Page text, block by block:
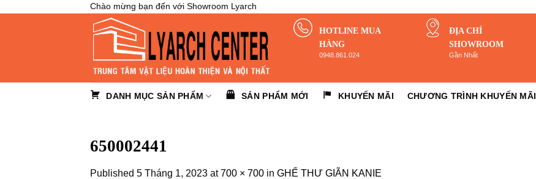
Chào mừng bạn đến với Showroom Lyarch
HOTLINE MUA
HÀNG
0948.861.024
ĐỊA CHỈ
SHOWROOM
Gần Nhất
DANH MỤC SẢN PHẨM SẢN PHẨM MỚI KHUYẾN MÃI CHƯƠNG TRÌNH KHUYẾN MÃI
650002441
Published 5 Tháng 1, 2023 at700 × 700 in GHẾ THƯ GIÃN KANIE